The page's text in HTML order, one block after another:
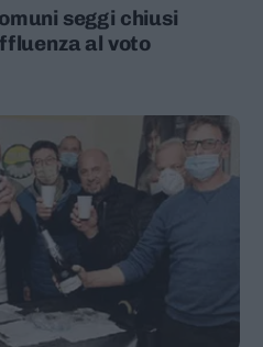
seggi chiusi
al voto